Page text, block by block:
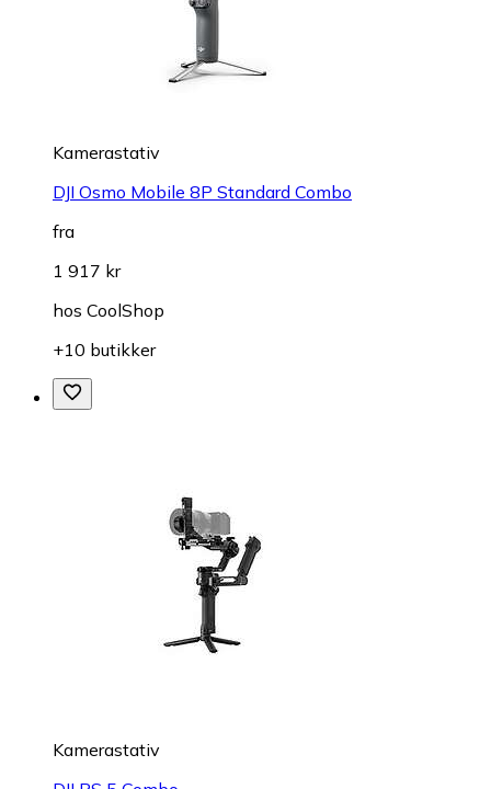
Kamerastativ
DJI Osmo Mobile 8P Standard Combo
fra
1 917 kr
hos CoolShop
+10 butikker
Kamerastativ